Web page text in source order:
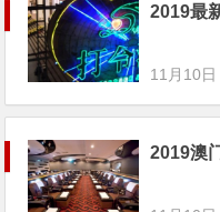
2019最
11月10日
2019澳